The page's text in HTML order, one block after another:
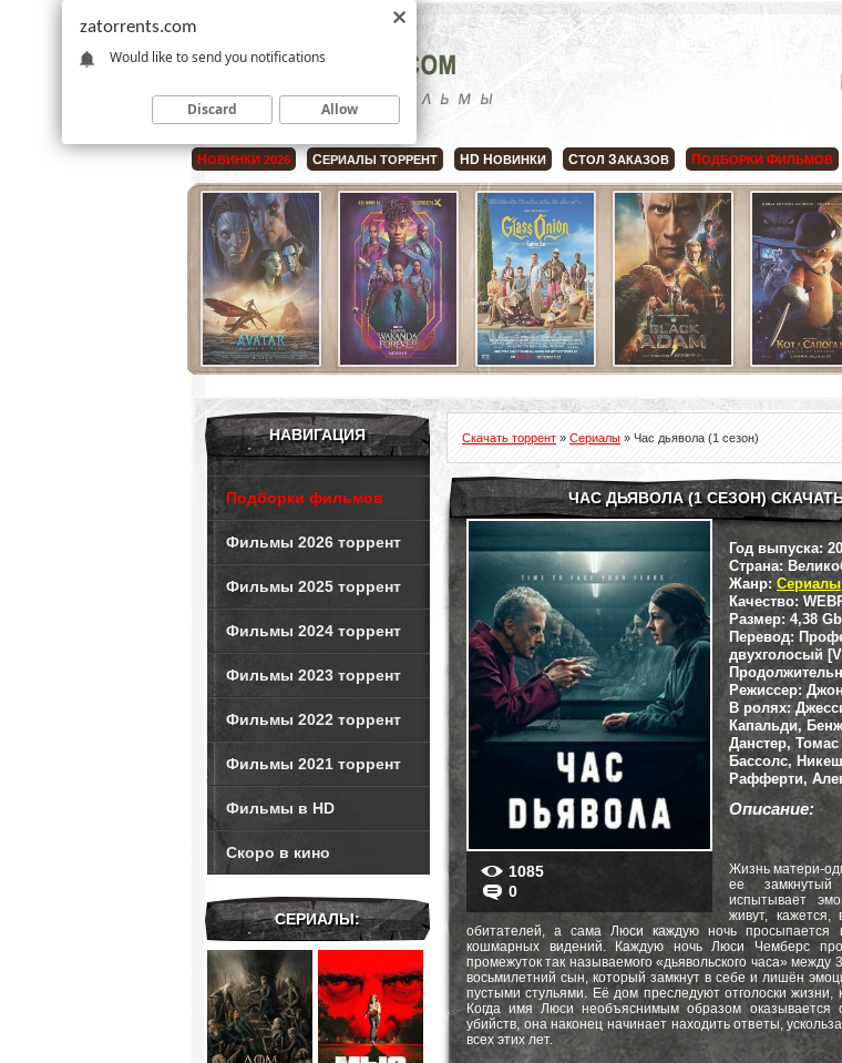
НОВИНКИ 2026 СЕРИАЛЫ ТОРРЕНТ HD НОВИНКИ СТОЛ ЗАКАЗОВ ПОДБОРКИ ФИЛЬМОВ
НАВИГАЦИЯ
Подборки фильмов
Фильмы 2026 торрент
Фильмы 2025 торрент
Фильмы 2024 торрент
Фильмы 2023 торрент
Фильмы 2022 торрент
Фильмы 2021 торрент
Фильмы в HD
Скоро в кино
СЕРИАЛЫ:
Скачать торрент » Сериалы » Час дьявола (1 сезон)
ЧАС ДЬЯВОЛА (1 СЕЗОН)
1085
0
Год выпуска:
Страна:
Жанр: Сериалы
Качество:
Размер: 4,38 Gb
Перевод:
двухголосый
Режиссер:
В ролях:
Капальди,
Данстер,
Бассолс,
Рафферти,
Описание:
Жизнь матери-
ее
испытывает
живут,
обитателей, а сама Люси каждую ночь
кошмарных видений. Каждую ночь Люси Чемберс
промежуток так называемого «дьявольского часа» между
восьмилетний сын, который замкнут в себе и лишён
пустыми стульями. Её дом преследуют отголоски жизни,
Когда имя Люси необъяснимым образом оказывается
убийств, она наконец начинает находить ответы,
всех этих лет.
zatorrents.com
Would like to send you notifications
Discard Allow